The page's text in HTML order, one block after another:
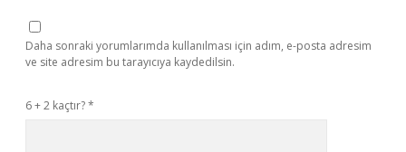
Daha sonraki yorumlarımda kullanılması için adım, e-posta adresim
ve site adresim bu tarayıcıya kaydedilsin.
6 + 2 kaçtır?*